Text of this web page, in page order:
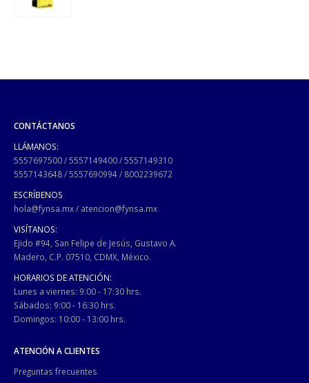
CONTÁCTANOS
LLÁMANOS:
5557697500/5557149400/5557149310
5557143648/5557690994/ 8002239672
ESCRÍBENOS
hola@fynsa.mx/ atencion@fynsa.mx
VISÍTANOS:
Ejido #94, San Felipe de Jesús, Gustavo A.
Madero, C.P. 07510, CDMX, México.
HORARIOS DE ATENCIÓN:
Lunes a viernes: 9:00 - 17:30 hrs.
Sábados: 9:00 - 16:30 hrs.
Domingos: 10:00 - 13:00 hrs.
ATENCIÓN A CLIENTES
Preguntas frecuentes